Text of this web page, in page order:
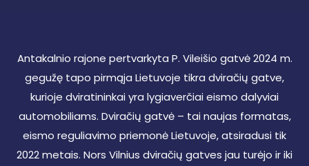
Antakalnio rajone pertvarkyta P. Vileišio gatvė 2024 m.
gegužę tapo pirmąja Lietuvoje tikra dviračių gatve,
kurioje dviratininkai yra lygiaverčiai eismo dalyviai
automobiliams. Dviračių gatvė – tai naujas formatas,
eismo reguliavimo priemonė Lietuvoje, atsiradusi tik
2022 metais. Nors Vilnius dviračių gatves jau turėjo ir iki